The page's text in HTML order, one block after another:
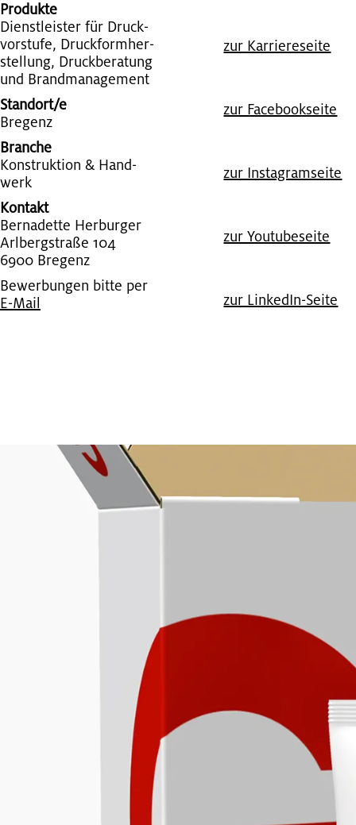
zur Kar­rie­re­sei­te
zur Face­book­sei­te
zur In­sta­gram­sei­te
zur You­tube­sei­te
zur Lin­kedIn-Seite
Produkte
Dienst­leis­ter für Druck­
vor­stu­fe, Druck­form­her­
stel­lung, Druck­be­ra­tung
und Brand­ma­nage­ment
Standort/e
Bre­genz
Branche
Kon­struk­ti­on & Hand­
werk
Kontakt
Ber­na­det­te Her­bur­ger
Arl­berg­stra­ße 104
6900 Bre­genz
Bewerbungen bitte per
E-Mail